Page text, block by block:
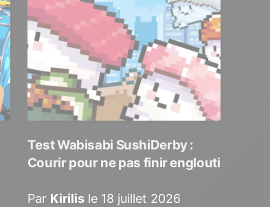
🧟😱 Survival Horror
Test Wabisabi SushiDerby :
Courir pour ne pas finir englouti
Par Kirilisle 18 juillet 2026